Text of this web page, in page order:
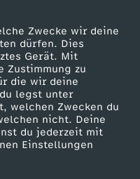
Zwecke wir deine
dürfen. Dies
Gerät. Mit
Zustimmung zu
die wir deine
legst unter
welchen Zwecken du
nicht. Deine
du jederzeit mit
Einstellungen